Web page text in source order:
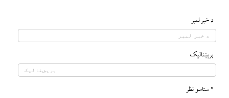
د خبر لمبر
بريښناليک
* ستاسو نظر